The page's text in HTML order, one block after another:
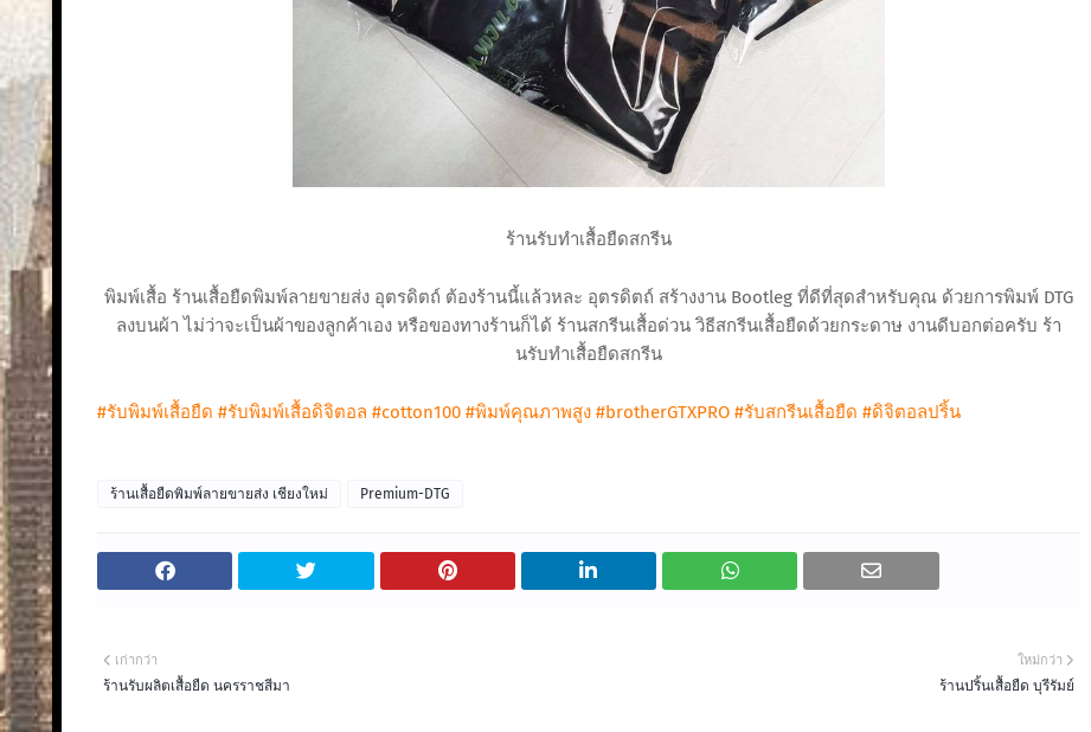
ร้านรับทําเสื้อยืดสกรีน
พิมพ์เสื้อ ร้านเสื้อยืดพิมพ์ลายขายส่ง อุตรดิตถ์ ต้องร้านนี้แล้วหละ อุตรดิตถ์ สร้างงาน Bootleg ที่ดีที่สุดสำหรับคุณ ด้วยการพิมพ์ DTG
ลงบนผ้า ไม่ว่าจะเป็นผ้าของลูกค้าเอง หรือของทางร้านก็ได้ ร้านสกรีนเสื้อด่วน วิธีสกรีนเสื้อยืดด้วยกระดาษ งานดีบอกต่อครับ ร้า
นรับทําเสื้อยืดสกรีน
#รับพิมพ์เสื้อยืด #รับพิมพ์เสื้อดิจิตอล #cotton100 #พิมพ์คุณภาพสูง #brotherGTXPRO #รับสกรีนเสื้อยืด #ดิจิตอลปริ้น
ร้านเสื้อยืดพิมพ์ลายขายส่ง เชียงใหม่ Premium-DTG
ใหม่กว่า
ร้านปริ้นเสื้อยืด บุรีรัมย์
เก่ากว่า
ร้านรับผลิตเสื้อยืด นครราชสีมา